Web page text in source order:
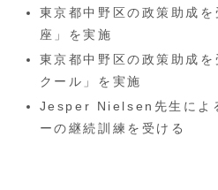
東京都中野区の政策助成
座」を実施
東京都中野区の政策助成
クール」を実施
Jesper Nielsen先生によ
ーの継続訓練を受ける